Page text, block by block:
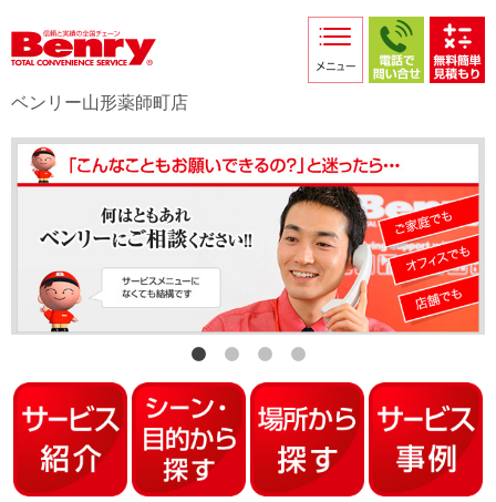
採用情報
店舗からのお知らせ
店舗日記
スタッフ紹介
プライバシーポリシー
本部スマホサイト
ベンリー山形薬師町店